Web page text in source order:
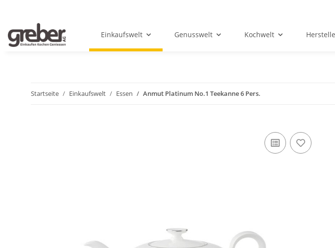
Einkaufswelt Genusswelt Kochwelt
Startseite Einkaufswelt Essen Anmut Platinum No.1 Teekanne 6 Pers.